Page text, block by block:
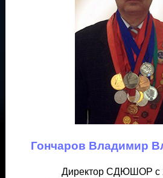
Гончаров Владимир
Директор СДЮШОР с